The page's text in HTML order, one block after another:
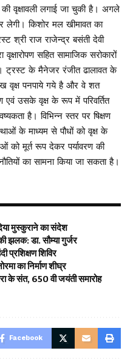
की वृक्षावली लगाई जा चुकी है। अगले
लेगी। किशोर मल खीमावत का
श्री राज राजेन्द्र बसंती देवी
सहित सामाजिक सरोकारों
ट्रस्ट के मैनेजर रंजीत ढालावत के
पनपाये गये है और वे शत
एवं उसके वृक्ष के रूप में परिवर्तित
है। विभिन्न स्तर पर षिक्षण
के माध्यम से पौधों को वृक्ष के
को मूर्त रूप देकर पर्यावरण की
का सामना किया जा सकता है।
मुस्कुराने का संदेश
झलक: डा. सौम्या गुर्जर
प्रशिक्षण शिविर
का निर्माण शीघ्र
के संत, 650 वी जयंती समारोह
Facebook